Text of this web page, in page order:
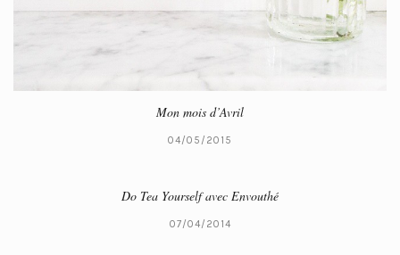
Mon mois d’Avril
04/05/2015
Do Tea Yourself avec Envouthé
07/04/2014